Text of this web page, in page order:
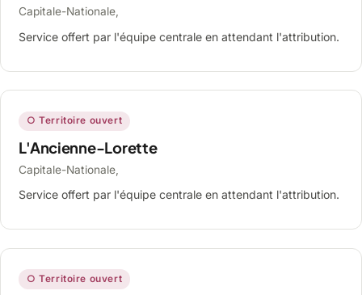
Capitale-Nationale,
Service offert par l'équipe centrale en attendant l'attribution.
○ Territoire ouvert
L'Ancienne-Lorette
Capitale-Nationale,
Service offert par l'équipe centrale en attendant l'attribution.
○ Territoire ouvert